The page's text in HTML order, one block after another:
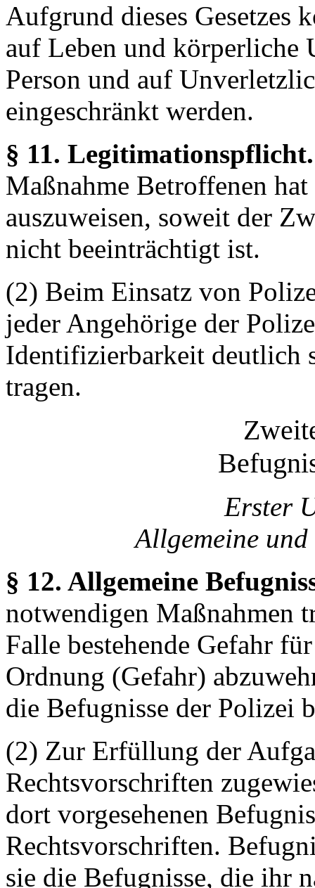
Aufgrund dieses Gesetzes
auf Leben und körperliche
Person und auf
eingeschränkt werden.
§ 11.
Maßnahme Betroffenen
auszuweisen, soweit der
nicht beeinträchtigt ist.
(2) Beim Einsatz von
jeder Angehörige der
Identifizierbarkeit deutlich
tragen.
Erster
Allgemeine und
§ 12. Allgemeine
notwendigen Maßnahmen
Falle bestehende Gefahr
Ordnung (Gefahr)
die Befugnisse der Polizei
(2) Zur Erfüllung der
Rechtsvorschriften
dort vorgesehenen
Rechtsvorschriften.
sie die Befugnisse, die ihr